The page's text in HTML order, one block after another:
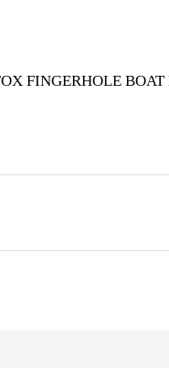
FINGERHOLE